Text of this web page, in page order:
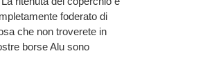
foderato di
che non troverete in
borse Alu sono